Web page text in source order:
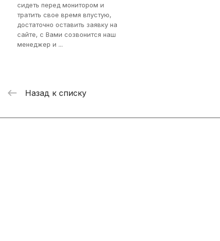
сидеть перед монитором и
тратить свое время впустую,
достаточно оставить заявку на
сайте, с Вами созвонится наш
менеджер и ...
Назад к списку